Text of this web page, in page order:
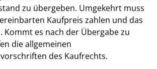
zu übergeben. Umgekehrt muss
Kaufpreis zahlen und das
Kommt es nach der Übergabe zu
die allgemeinen
des Kaufrechts.